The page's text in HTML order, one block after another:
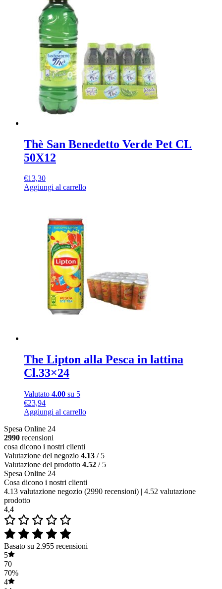
Thè San Benedetto Verde Pet CL
50X12
€13,30
Aggiungi al carrello
The Lipton alla Pesca in lattina
Cl.33×24
Valutato 4.00 su 5
€23,94
Aggiungi al carrello
Spesa Online 24
2990 recensioni
cosa dicono i nostri clienti
Valutazione del negozio 4.13 / 5
Valutazione del prodotto 4.52 / 5
Spesa Online 24
Cosa dicono i nostri clienti
4.13 valutazione negozio (2990 recensioni) | 4.52 valutazione
prodotto
4,4
Basato su 2.955 recensioni
5
70
70%
4